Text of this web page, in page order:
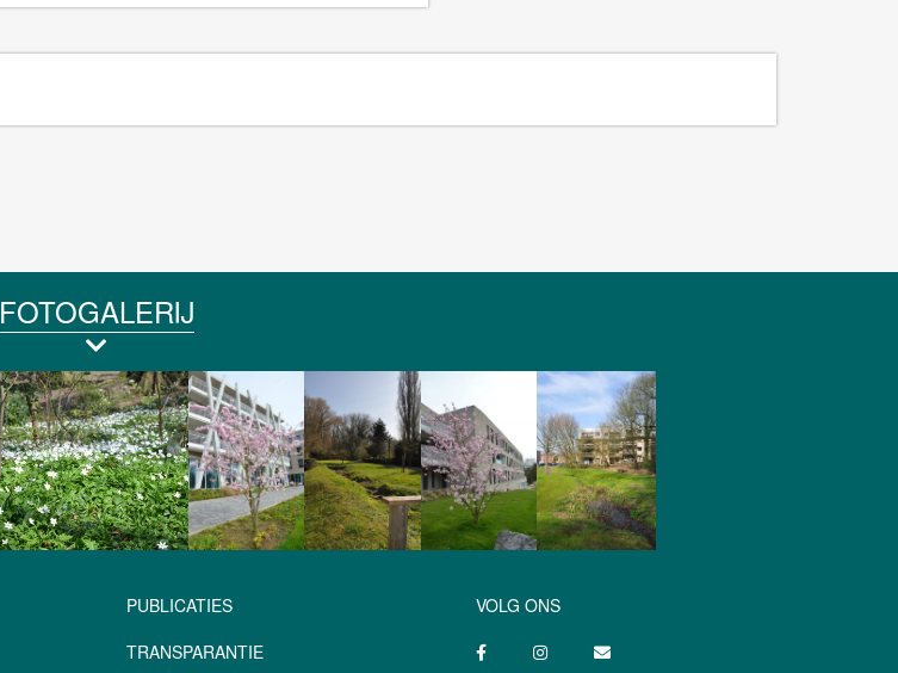
FOTOGALERIJ
PUBLICATIES
TRANSPARANTIE
VOLG ONS